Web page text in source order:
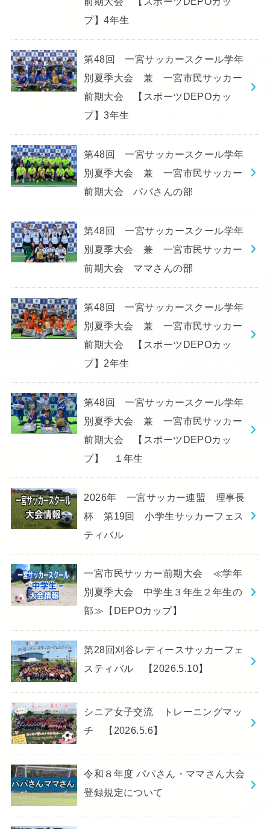
プ】4年生
第48回 一宮サッカースクール学年
別夏季大会 兼 一宮市民サッカー
前期大会 【スポーツDEPOカッ
プ】3年生
第48回 一宮サッカースクール学年
別夏季大会 兼 一宮市民サッカー
前期大会 パパさんの部
第48回 一宮サッカースクール学年
別夏季大会 兼 一宮市民サッカー
前期大会 ママさんの部
第48回 一宮サッカースクール学年
別夏季大会 兼 一宮市民サッカー
前期大会 【スポーツDEPOカッ
プ】2年生
第48回 一宮サッカースクール学年
別夏季大会 兼 一宮市民サッカー
前期大会 【スポーツDEPOカッ
プ】 １年生
2026年 一宮サッカー連盟 理事長
杯 第19回 小学生サッカーフェス
ティバル
一宮市民サッカー前期大会 ≪学年
別夏季大会 中学生３年生２年生の
部≫【DEPOカップ】
第28回刈谷レディースサッカーフェ
スティバル 【2026.5.10】
シニア女子交流 トレーニングマッ
チ 【2026.5.6】
令和８年度 パパさん・ママさん大会
登録規定について